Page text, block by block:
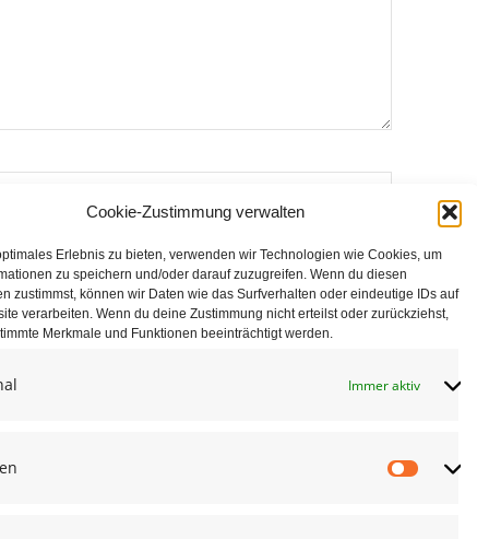
Cookie-Zustimmung verwalten
Erlebnis zu bieten, verwenden wir Technologien wie Cookies, um
zu speichern und/oder darauf zuzugreifen. Wenn du diesen
zustimmst, können wir Daten wie das Surfverhalten oder eindeutige IDs auf
verarbeiten. Wenn du deine Zustimmung nicht erteilst oder zurückziehst,
Merkmale und Funktionen beeinträchtigt werden.
Immer aktiv
Browser für die nächste Kommentierung speichern.